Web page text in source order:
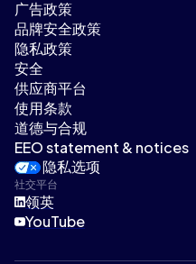
广告政策
品牌安全政策
隐私政策
安全
供应商平台
使用条款
道德与合规
EEO statement & notices
隐私选项
社交平台
领英
YouTube